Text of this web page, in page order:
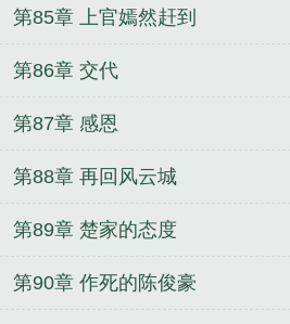
第85章 上官嫣然赶到
第86章 交代
第87章 感恩
第88章 再回风云城
第89章 楚家的态度
第90章 作死的陈俊豪